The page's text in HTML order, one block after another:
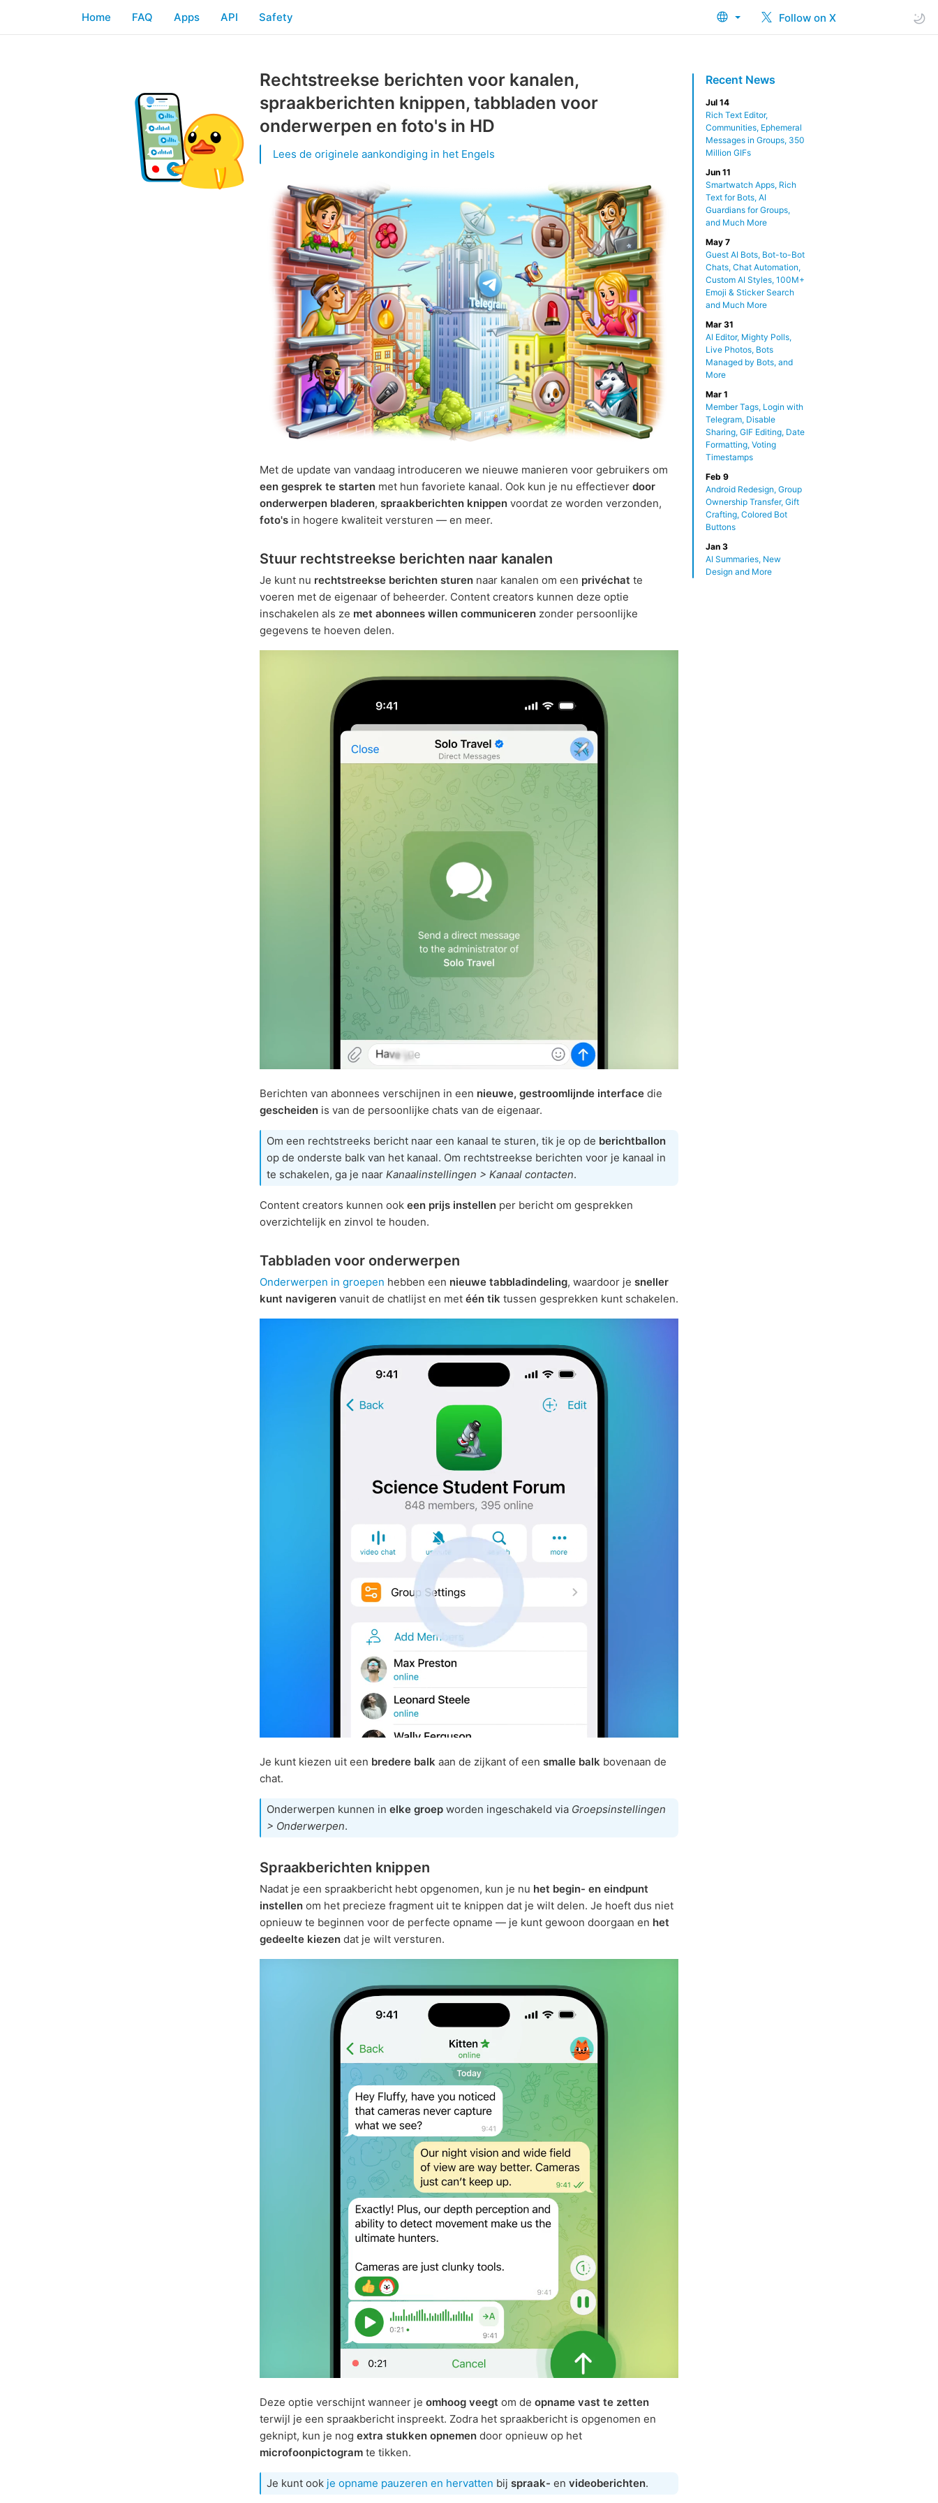
Follow on X
Home FAQ Apps API Safety
Recent News
Jul 14
Rich Text Editor,
Communities, Ephemeral
Messages in Groups, 350
Million GIFs
Jun 11
Smartwatch Apps, Rich
Text for Bots, AI
Guardians for Groups,
and Much More
May 7
Guest AI Bots, Bot-to-Bot
Chats, Chat Automation,
Custom AI Styles, 100M+
Emoji & Sticker Search
and Much More
Mar 31
AI Editor, Mighty Polls,
Live Photos, Bots
Managed by Bots, and
More
Mar 1
Member Tags, Login with
Telegram, Disable
Sharing, GIF Editing, Date
Formatting, Voting
Timestamps
Feb 9
Android Redesign, Group
Ownership Transfer, Gift
Crafting, Colored Bot
Buttons
Jan 3
AI Summaries, New
Design and More
Rechtstreekse berichten voor kanalen,
spraakberichten knippen, tabbladen voor
onderwerpen en foto's in HD
Lees de originele aankondiging in het Engels
Met de update van vandaag introduceren we nieuwe manieren voor gebruikers om
een gesprek te starten met hun favoriete kanaal. Ook kun je nu effectiever door
onderwerpen bladeren, spraakberichten knippen voordat ze worden verzonden,
foto's in hogere kwaliteit versturen — en meer.
Stuur rechtstreekse berichten naar kanalen
Je kunt nu rechtstreekse berichten sturen naar kanalen om een privéchat te
voeren met de eigenaar of beheerder. Content creators kunnen deze optie
inschakelen als ze met abonnees willen communiceren zonder persoonlijke
gegevens te hoeven delen.
Berichten van abonnees verschijnen in een nieuwe, gestroomlijnde interface die
gescheiden is van de persoonlijke chats van de eigenaar.
Om een rechtstreeks bericht naar een kanaal te sturen, tik je op de berichtballon
op de onderste balk van het kanaal. Om rechtstreekse berichten voor je kanaal in
te schakelen, ga je naar Kanaalinstellingen > Kanaal contacten.
Content creators kunnen ook een prijs instellen per bericht om gesprekken
overzichtelijk en zinvol te houden.
Tabbladen voor onderwerpen
Onderwerpen in groepen hebben een nieuwe tabbladindeling, waardoor je sneller
kunt navigeren vanuit de chatlijst en met één tik tussen gesprekken kunt schakelen.
Je kunt kiezen uit een bredere balk aan de zijkant of een smalle balk bovenaan de
chat.
Onderwerpen kunnen in elke groep worden ingeschakeld via Groepsinstellingen
> Onderwerpen.
Spraakberichten knippen
Nadat je een spraakbericht hebt opgenomen, kun je nu het begin- en eindpunt
instellen om het precieze fragment uit te knippen dat je wilt delen. Je hoeft dus niet
opnieuw te beginnen voor de perfecte opname — je kunt gewoon doorgaan en het
gedeelte kiezen dat je wilt versturen.
Deze optie verschijnt wanneer je omhoog veegt om de opname vast te zetten
terwijl je een spraakbericht inspreekt. Zodra het spraakbericht is opgenomen en
geknipt, kun je nog extra stukken opnemen door opnieuw op het
microfoonpictogram te tikken.
Je kunt ook je opname pauzeren en hervatten bij spraak- en videoberichten.